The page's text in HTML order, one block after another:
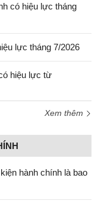
có hiệu lực tháng
lực tháng 7/2026
hiệu lực từ
Xem thêm
hành chính là bao